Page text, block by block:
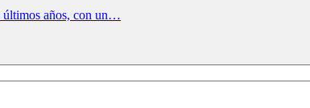
últimos años, con un…